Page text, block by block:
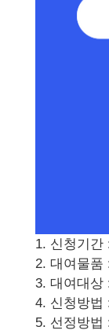
1. 신청기간
2. 대여물품
3. 대여대상
4. 신청방법
5. 선정방법